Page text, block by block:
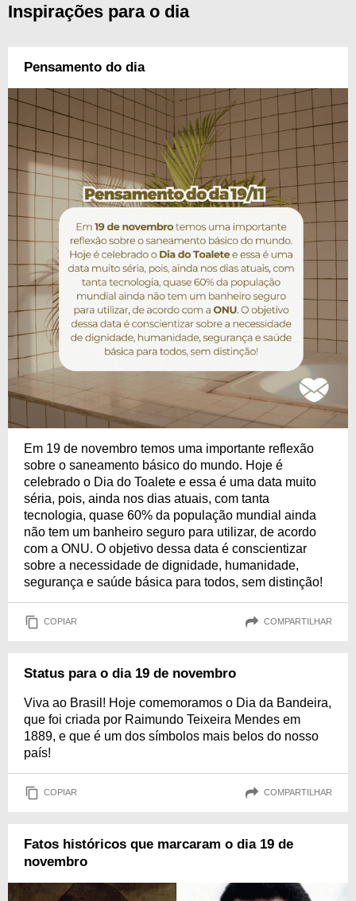
Inspirações para o dia
Pensamento do dia
Em 19 de novembro temos uma importante reflexão
sobre o saneamento básico do mundo. Hoje é
celebrado o Dia do Toalete e essa é uma data muito
séria, pois, ainda nos dias atuais, com tanta
tecnologia, quase 60% da população mundial ainda
não tem um banheiro seguro para utilizar, de acordo
com a ONU. O objetivo dessa data é conscientizar
sobre a necessidade de dignidade, humanidade,
segurança e saúde básica para todos, sem distinção!
COPIAR COMPARTILHAR
Status para o dia 19 de novembro
Viva ao Brasil! Hoje comemoramos o Dia da Bandeira,
que foi criada por Raimundo Teixeira Mendes em
1889, e que é um dos símbolos mais belos do nosso
país!
COPIAR COMPARTILHAR
Fatos históricos que marcaram o dia 19 de
novembro